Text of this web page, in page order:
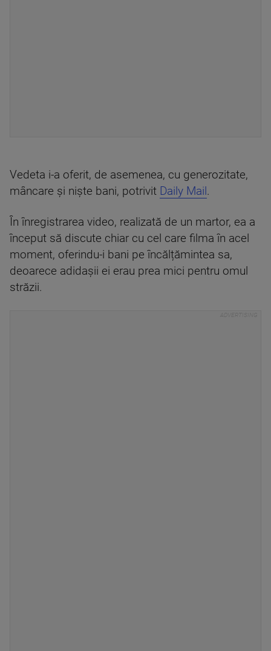
Vedeta i-a oferit, de asemenea, cu generozitate,
mâncare și niște bani, potrivit Daily Mail .
În înregistrarea video, realizată de un martor, ea a
început să discute chiar cu cel care filma în acel
moment, oferindu-i bani pe încălțămintea sa,
deoarece adidașii ei erau prea mici pentru omul
străzii.